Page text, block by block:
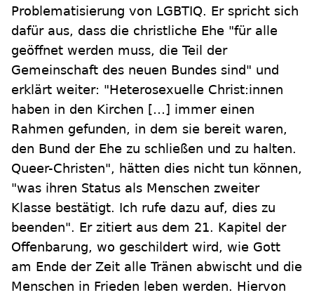
Problematisierung von LGBTIQ. Er spricht sich
dafür aus, dass die christliche Ehe "für alle
geöffnet werden muss, die Teil der
Gemeinschaft des neuen Bundes sind" und
erklärt weiter: "Heterosexuelle Christ:innen
haben in den Kirchen […] immer einen
Rahmen gefunden, in dem sie bereit waren,
den Bund der Ehe zu schließen und zu halten.
Queer-Christen", hätten dies nicht tun können,
"was ihren Status als Menschen zweiter
Klasse bestätigt. Ich rufe dazu auf, dies zu
beenden". Er zitiert aus dem 21. Kapitel der
Offenbarung, wo geschildert wird, wie Gott
am Ende der Zeit alle Tränen abwischt und die
Menschen in Frieden leben werden. Hiervon